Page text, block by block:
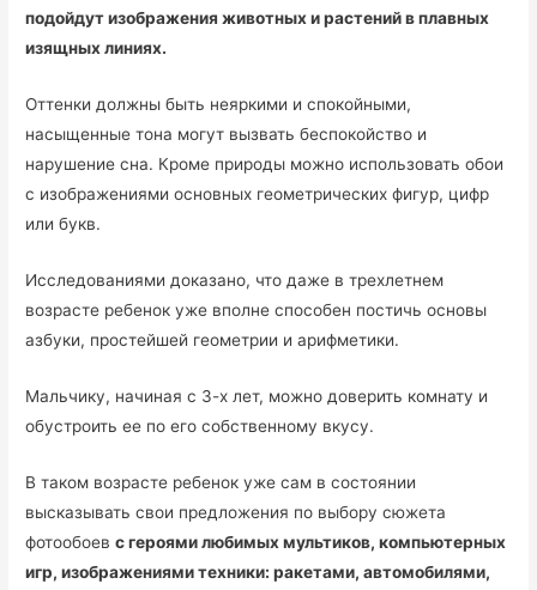
подойдут изображения животных и растений в плавных
изящных линиях.
Оттенки должны быть неяркими и спокойными,
насыщенные тона могут вызвать беспокойство и
нарушение сна. Кроме природы можно использовать обои
с изображениями основных геометрических фигур, цифр
или букв.
Исследованиями доказано, что даже в трехлетнем
возрасте ребенок уже вполне способен постичь основы
азбуки, простейшей геометрии и арифметики.
Мальчику, начиная с 3-х лет, можно доверить комнату и
обустроить ее по его собственному вкусу.
В таком возрасте ребенок уже сам в состоянии
высказывать свои предложения по выбору сюжета
фотообоевс героями любимых мультиков, компьютерных
игр, изображениями техники: ракетами, автомобилями,